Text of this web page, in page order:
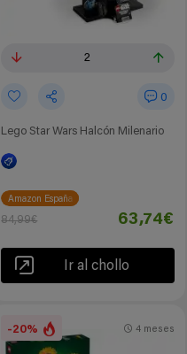
2
0
Lego Star Wars Halcón Milenario
Amazon España
84,99€ 63,74€
Ir al chollo
-20% 4 meses